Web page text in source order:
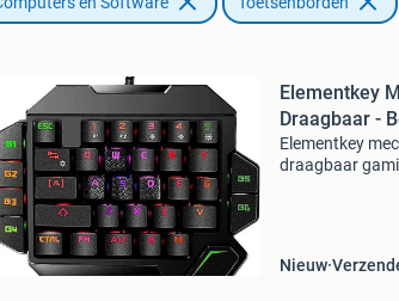
Elementkey
Draagbaar -
Elementkey
draagbaar
Nieuw